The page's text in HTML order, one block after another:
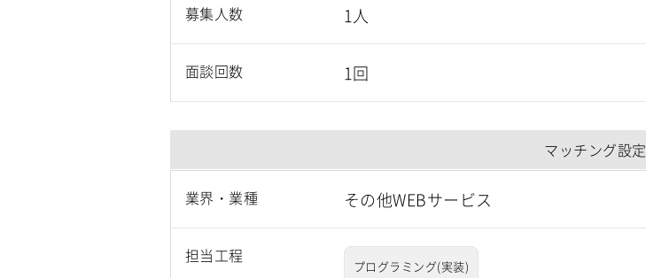
募集人数 1人
面談回数 1回
マッチング設定
業界・業種 その他WEBサービス
担当工程
プログラミング(実装)